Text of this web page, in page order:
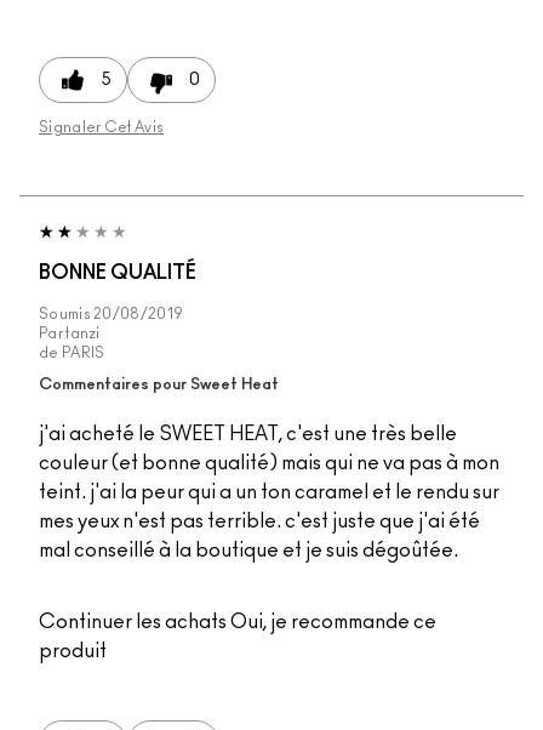
5 0
Signaler Cet Avis
BONNE QUALITÉ
Soumis 20/08/2019
Partanzi
de PARIS
Commentaires pour Sweet Heat
j'ai acheté le SWEET HEAT, c'est une très belle
couleur (et bonne qualité) mais qui ne va pas à mon
teint. j'ai la peur qui a un ton caramel et le rendu sur
mes yeux n'est pas terrible. c'est juste que j'ai été
mal conseillé à la boutique et je suis dégoûtée.
Continuer les achats Oui, je recommande ce
produit